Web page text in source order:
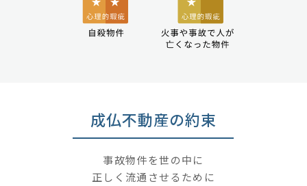
成仏不動産の約束
事故物件を世の中に
正しく流通させるために